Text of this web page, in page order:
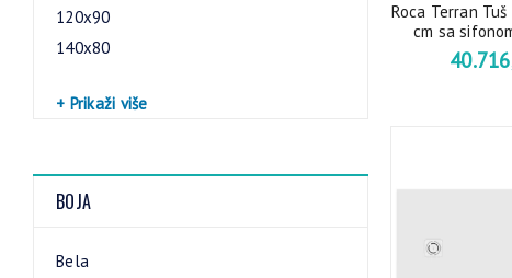
120x90
140x80
+ Prikaži više
BOJA
Bela
Roca Terran
cm sa